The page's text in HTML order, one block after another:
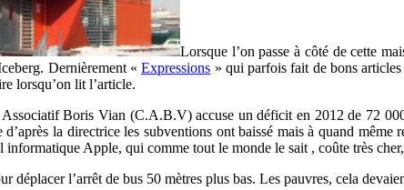
Lorsque l’on passe à côté de cette
Dernièrement «Expressions » qui parfois fait de bons
lorsqu’on lit l’article.
Boris Vian (C.A.B.V) accuse un déficit en 2012 de 72
la directrice les subventions ont baissé mais à quand
informatique Apple, qui comme tout le monde le sait , coûte très
déplacer l’arrêt de bus 50 mètres plus bas. Les pauvres, cela